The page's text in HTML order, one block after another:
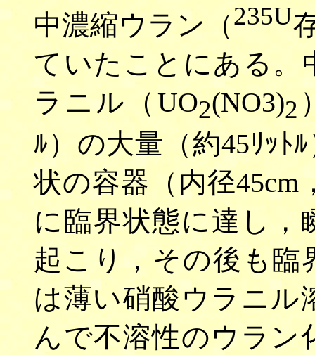
中濃縮ウラン（235U
ていたことにある。
ラニル（UO2(NO3)2
ﾙ）の大量（約45ﾘｯﾄ
状の容器（内径45cm
に臨界状態に達し，
起こり，その後も臨
は薄い硝酸ウラニル
んで不溶性のウラン